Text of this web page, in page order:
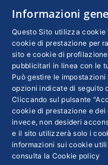
76,3%
Economia,Imprese
20 Febbraio 2020
Assovetro,
Confindustria, ha
di Sostenibilità:
produzione è
investimenti in
l’uso delle
presidente
Informazioni
Questo Sito utilizza
cookie di prestazione per
sito e cookie di
pubblicitari in linea con le
Può gestire le
opzioni indicate di seguito
Cliccando sul pulsante
cookie di prestazione e
invece, non desideri
e il sito utilizzerà solo i
informazioni sui cookie
consulta la Cookie policy